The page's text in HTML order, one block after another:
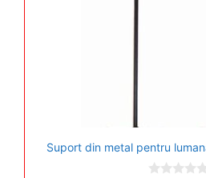
Suport din metal pentru